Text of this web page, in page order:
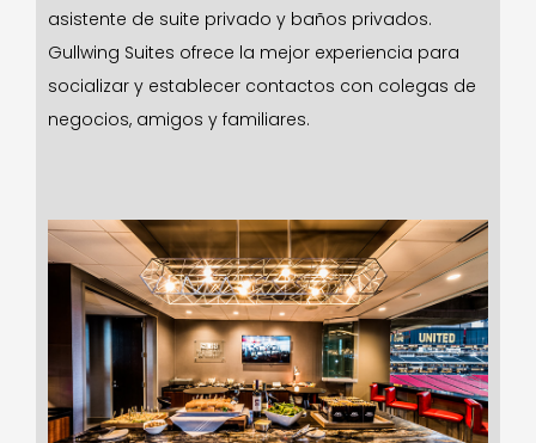
asistente de suite privado y baños privados.
Gullwing Suites ofrece la mejor experiencia para
socializar y establecer contactos con colegas de
negocios, amigos y familiares.